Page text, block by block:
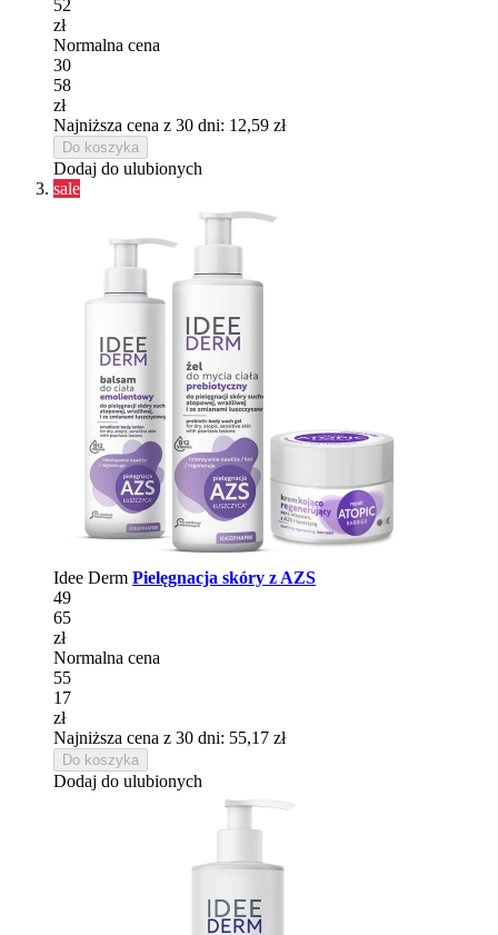
52
zł
Normalna cena
30
58
zł
Najniższa cena z 30 dni: 12,59 zł
Do koszyka
Dodaj do ulubionych
sale
Idee Derm Pielęgnacja skóry z AZS
49
65
zł
Normalna cena
55
17
zł
Najniższa cena z 30 dni: 55,17 zł
Do koszyka
Dodaj do ulubionych